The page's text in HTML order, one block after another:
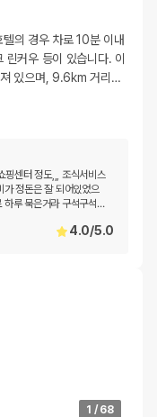
의 경우 차로 10분 이내
커우 등이 있습니다. 이
있으며, 9.6km 거리 …
핑센터 정도,,, 조식서비스
가 정돈은 잘 되어있었으
하루 묵은거라 구석구석…
4.0/5.0
1 / 68